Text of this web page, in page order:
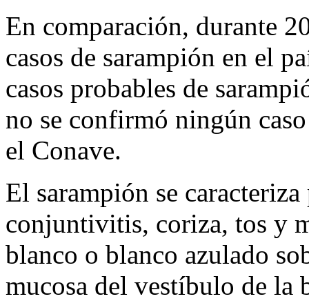
En comparación, durante
casos de sarampión en el
casos probables de
no se confirmó ningún
el Conave.
El sarampión se
conjuntivitis, coriza, tos y
blanco o blanco azulado
mucosa del vestíbulo de la